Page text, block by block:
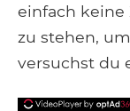
einfach keine
zu stehen,
versuchst du